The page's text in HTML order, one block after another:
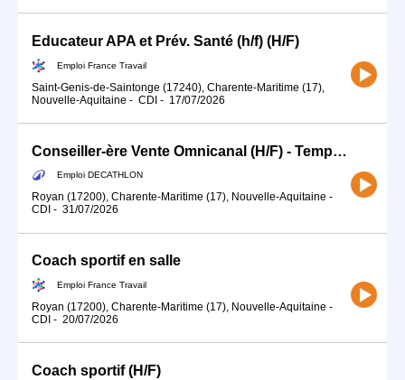
Educateur APA et Prév. Santé (h/f) (H/F)
Emploi France Travail
Saint-Genis-de-Saintonge (17240), Charente-Maritime (17),
Nouvelle-Aquitaine - CDI - 17/07/2026
Conseiller-ère Vente Omnicanal (H/F) - Temps partiel
Emploi DECATHLON
Royan (17200), Charente-Maritime (17), Nouvelle-Aquitaine -
CDI - 31/07/2026
Coach sportif en salle
Emploi France Travail
Royan (17200), Charente-Maritime (17), Nouvelle-Aquitaine -
CDI - 20/07/2026
Coach sportif (H/F)